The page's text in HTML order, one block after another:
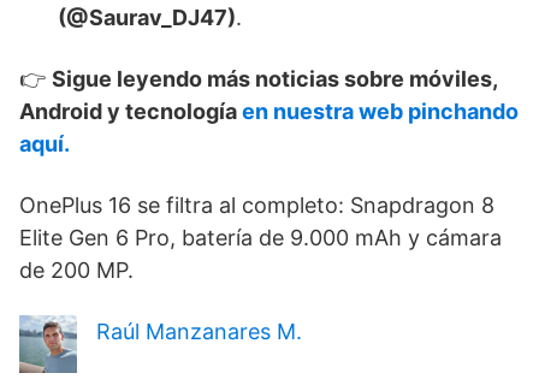
(@Saurav_DJ47).
👉 Sigue leyendo más noticias sobre móviles,
Android y tecnologíaen nuestra web pinchando
aquí.
OnePlus 16 se filtra al completo: Snapdragon 8
Elite Gen 6 Pro, batería de 9.000 mAh y cámara
de 200 MP.
Raúl Manzanares M.